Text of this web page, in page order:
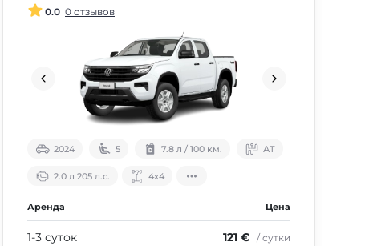
0.0 0 отзывов
2024 5 7.8 л / 100 км. АТ
2.0 л 205 л.с. 4х4
Аренда Цена
1-3 суток 121 € / сутки